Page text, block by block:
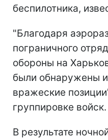
беспилотника,
"Благодаря
пограничного
обороны на
были обнаружены
вражеские
группировке войск.
В результате